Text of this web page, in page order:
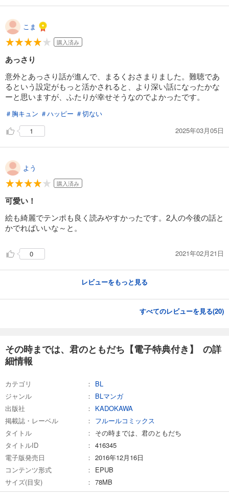
こま
購入済み
あっさり
意外とあっさり話が進んで、まるくおさまりました。難聴であ
るという設定がもっと活かされると、より深い話になったかな
ーと思いますが、ふたりが幸せそうなのでよかったです。
＃胸キュン ＃ハッピー ＃切ない
1
2025年03月05日
よう
購入済み
可愛い！
絵も綺麗でテンポも良く読みやすかったです。2人の今後の話と
かでればいいな～と。
0 2021年02月21日
レビューをもっと見る
すべてのレビューを見る(20)
その時までは、君のともだち【電子特典付き】 の詳
細情報
カテゴリ
BL
ジャンル
BLマンガ
出版社
KADOKAWA
掲載誌・レーベル
フルールコミックス
タイトル
その時までは、君のともだち
タイトルID
416345
電子版発売日
2016年12月16日
コンテンツ形式
EPUB
サイズ(目安)
78MB